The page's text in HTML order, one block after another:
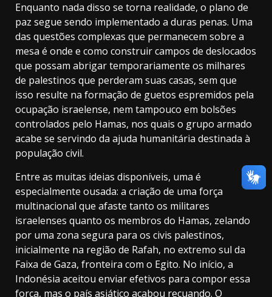
Enquanto nada disso se torna realidade, o plano de
paz segue sendo implementado a duras penas. Uma
das questões complexas que permanecem sobre a
mesa é onde e como construir campos de deslocados
que possam abrigar temporariamente os milhares
de palestinos que perderam suas casas, sem que
isso resulte na formação de guetos espremidos pela
ocupação israelense, nem tampouco em bolsões
controlados pelo Hamas, nos quais o grupo armado
acabe se servindo da ajuda humanitária destinada à
população civil.
Entre as muitas ideias disponíveis, uma é
especialmente ousada: a criação de uma força
multinacional que afaste tanto os militares
israelenses quanto os membros do Hamas, zelando
por uma zona segura para os civis palestinos,
inicialmente na região de Rafah, no extremo sul da
Faixa de Gaza, fronteira com o Egito. No início, a
Indonésia aceitou enviar efetivos para compor essa
força, mas o país asiático acabou recuando. O